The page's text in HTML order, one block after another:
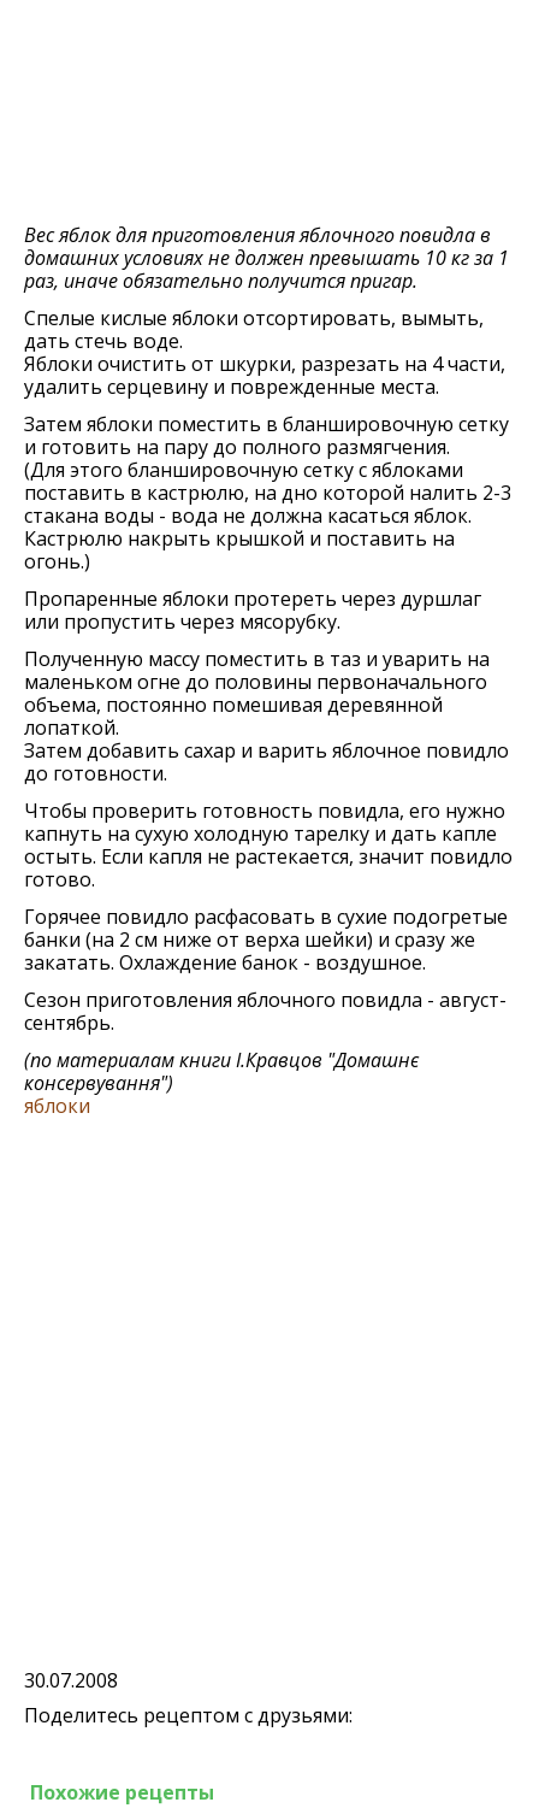
Вес яблок для приготовления яблочного повидла в
домашних условиях не должен превышать 10 кг за 1
раз, иначе обязательно получится пригар.
Спелые кислые яблоки отсортировать, вымыть,
дать стечь воде.
Яблоки очистить от шкурки, разрезать на 4 части,
удалить серцевину и поврежденные места.
Затем яблоки поместить в бланшировочную сетку
и готовить на пару до полного размягчения.
(Для этого бланшировочную сетку с яблоками
поставить в кастрюлю, на дно которой налить 2-3
стакана воды - вода не должна касаться яблок.
Кастрюлю накрыть крышкой и поставить на
огонь.)
Пропаренные яблоки протереть через дуршлаг
или пропустить через мясорубку.
Полученную массу поместить в таз и уварить на
маленьком огне до половины первоначального
объема, постоянно помешивая деревянной
лопаткой.
Затем добавить сахар и варить яблочное повидло
до готовности.
Чтобы проверить готовность повидла, его нужно
капнуть на сухую холодную тарелку и дать капле
остыть. Если капля не растекается, значит повидло
готово.
Горячее повидло расфасовать в сухие подогретые
банки (на 2 см ниже от верха шейки) и сразу же
закатать. Охлаждение банок - воздушное.
Сезон приготовления яблочного повидла - август-
сентябрь.
(по материалам книгиІ.Кравцов "Домашнє
консервування")
яблоки
30.07.2008
Поделитесь рецептом с друзьями:
Похожие рецепты